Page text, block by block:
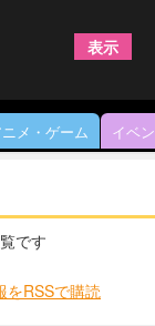
メ・ゲーム イベ
です
をRSSで購読
表示